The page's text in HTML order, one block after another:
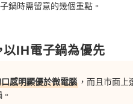
鍋時需留意的幾個重點。
以IH電子鍋為優先
感明顯優於微電腦 ，而且市面